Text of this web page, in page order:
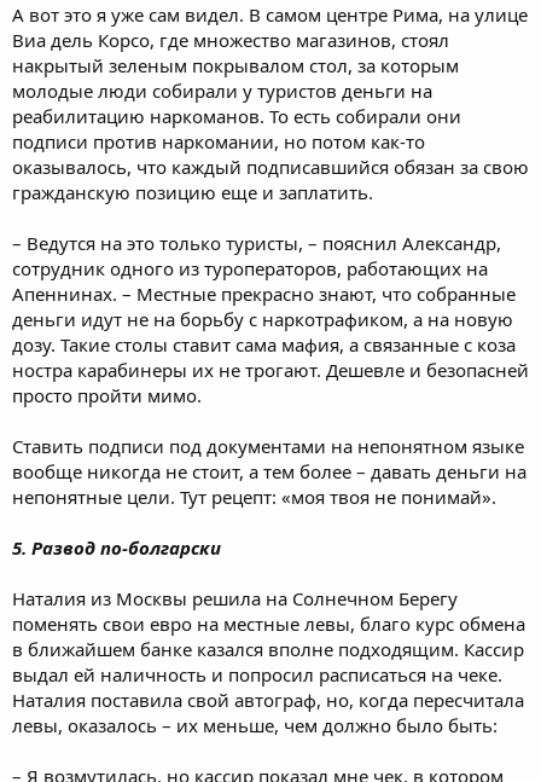
А вот это я уже сам видел. В самом центре Рима, на улице
Виа дель Корсо, где множество магазинов, стоял
накрытый зеленым покрывалом стол, за которым
молодые люди собирали у туристов деньги на
реабилитацию наркоманов. То есть собирали они
подписи против наркомании, но потом как-то
оказывалось, что каждый подписавшийся обязан за свою
гражданскую позицию еще и заплатить.
– Ведутся на это только туристы, – пояснил Александр,
сотрудник одного из туроператоров, работающих на
Апеннинах. – Местные прекрасно знают, что собранные
деньги идут не на борьбу с наркотрафиком, а на новую
дозу. Такие столы ставит сама мафия, а связанные с коза
ностра карабинеры их не трогают. Дешевле и безопасней
просто пройти мимо.
Ставить подписи под документами на непонятном языке
вообще никогда не стоит, а тем более – давать деньги на
непонятные цели. Тут рецепт: «моя твоя не понимай».
5. Развод по-болгарски
Наталия из Москвы решила на Солнечном Берегу
поменять свои евро на местные левы, благо курс обмена
в ближайшем банке казался вполне подходящим. Кассир
выдал ей наличность и попросил расписаться на чеке.
Наталия поставила свой автограф, но, когда пересчитала
левы, оказалось – их меньше, чем должно было быть:
– Я возмутилась, но кассир показал мне чек, в котором